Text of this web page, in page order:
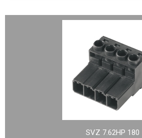
SVZ 7.62HP 180